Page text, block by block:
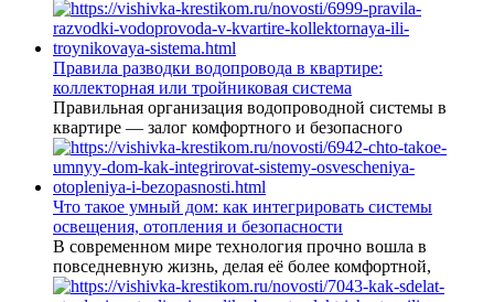
Правила разводки водопровода в квартире:
коллекторная или тройниковая система
Правильная организация водопроводной системы в
квартире — залог комфортного и безопасного
Что такое умный дом: как интегрировать системы
освещения, отопления и безопасности
В современном мире технология прочно вошла в
повседневную жизнь, делая её более комфортной,